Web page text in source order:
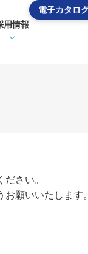
用情報
電子カタロ
さい。
願いいたします。